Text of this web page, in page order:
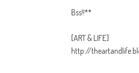
Bss!!**
[ART & LIFE]
http://